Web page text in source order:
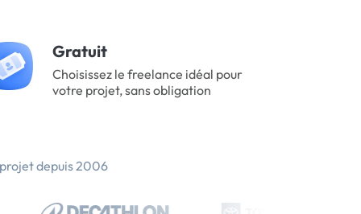
Gratuit
Choisissez le freelance idéal pour
votre projet, sans obligation
depuis 2006